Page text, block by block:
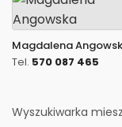
Magdalena
Tel. 570 087 465
Wyszukiwarka